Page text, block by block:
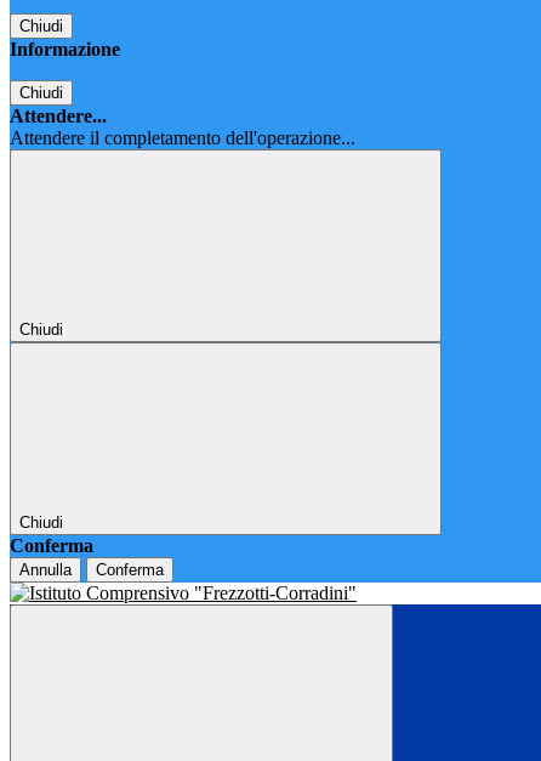
Chiudi
Informazione
Chiudi
Attendere...
Attendere il completamento dell'operazione...
Chiudi
Chiudi
Conferma
Annulla Conferma